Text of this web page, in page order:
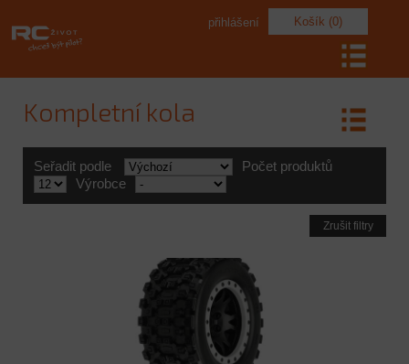
Košík (0)
přihlášení
Kompletní kola
Seřadit podle
Počet produktů
Výrobce
Zrušit filtry